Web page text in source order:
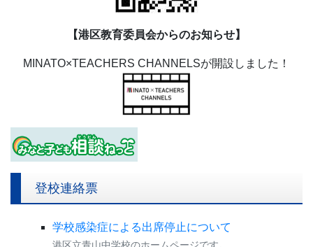
【港区教育委員会からのお知らせ】
MINATO×TEACHERS CHANNELSが開設しました！
登校連絡票
学校感染症による出席停止について